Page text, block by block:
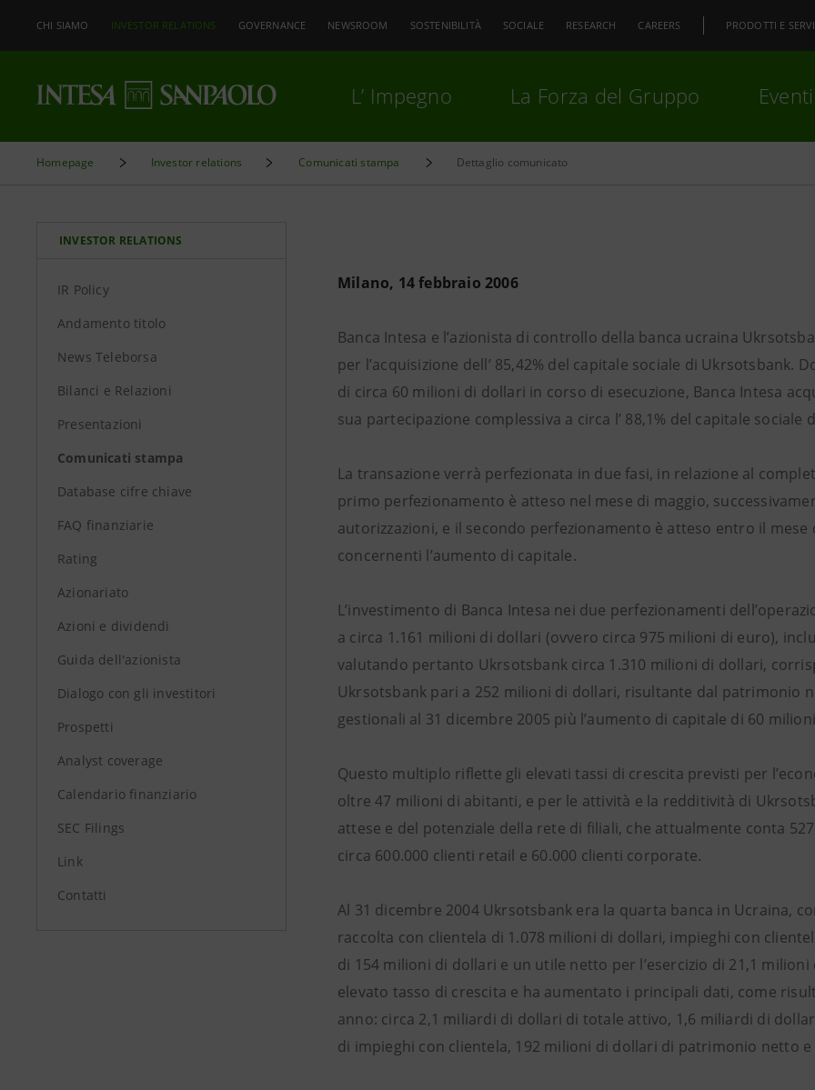
CHI SIAMO INVESTOR RELATIONS GOVERNANCE NEWSROOM SOSTENIBILITÀ SOCIALE RESEARCH CAREERS PRODOTTI E
L’ Impegno La Forza del Gruppo
Homepage Investor relations Comunicati stampa Dettaglio comunicato
INVESTOR RELATIONS
IR Policy
Andamento titolo
News Teleborsa
Bilanci e Relazioni
Presentazioni
Comunicati stampa
Database cifre chiave
FAQ finanziarie
Rating
Azionariato
Azioni e dividendi
Guida dell'azionista
Dialogo con gli investitori
Prospetti
Analyst coverage
Calendario finanziario
SEC Filings
Link
Contatti
Milano, 14 febbraio 2006
Banca Intesa e l’azionista di controllo della banca ucraina
per l’acquisizione dell’ 85,42% del capitale sociale di Ukrsotsbank.
di circa 60 milioni di dollari in corso di esecuzione, Banca Intesa
sua partecipazione complessiva a circa l’ 88,1% del capitale sociale
La transazione verrà perfezionata in due fasi, in relazione al
primo perfezionamento è atteso nel mese di maggio,
autorizzazioni, e il secondo perfezionamento è atteso entro il
concernenti l’aumento di capitale.
L’investimento di Banca Intesa nei due perfezionamenti
a circa 1.161 milioni di dollari (ovvero circa 975 milioni di euro),
valutando pertanto Ukrsotsbank circa 1.310 milioni di dollari,
Ukrsotsbank pari a 252 milioni di dollari, risultante dal patrimonio
gestionali al 31 dicembre 2005 più l’aumento di capitale di 60
Questo multiplo riflette gli elevati tassi di crescita previsti per
oltre 47 milioni di abitanti, e per le attività e la redditività di
attese e del potenziale della rete di filiali, che attualmente conta
circa 600.000 clienti retail e 60.000 clienti corporate.
Al 31 dicembre 2004 Ukrsotsbank era la quarta banca in Ucraina,
raccolta con clientela di 1.078 milioni di dollari, impieghi con
di 154 milioni di dollari e un utile netto per l’esercizio di 21,1
elevato tasso di crescita e ha aumentato i principali dati, come
anno: circa 2,1 miliardi di dollari di totale attivo, 1,6 miliardi di
di impieghi con clientela, 192 milioni di dollari di patrimonio netto